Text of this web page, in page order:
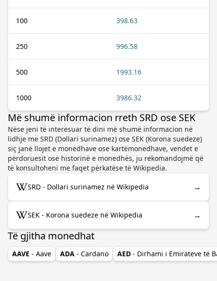
100 398.63
250 996.58
500 1993.16
1000 3986.32
Më shumë informacion rreth SRD ose SEK
Nëse jeni të interesuar të dini më shumë informacion në
lidhje me SRD (Dollari surinamez) ose SEK (Korona suedeze)
siç janë llojet e monedhave ose kartëmonedhave, vendet e
përdoruesit ose historinë e monedhës, ju rekomandojmë që
të konsultoheni me faqet përkatëse të Wikipedia.
SRD - Dollari surinamez në Wikipedia →
SEK - Korona suedeze në Wikipedia →
Të gjitha monedhat
AAVE - Aave ADA - Cardano AED - Dirhami i Emirateve të